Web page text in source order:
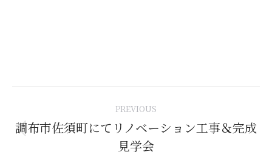
navigation
PREVIOUS
Previous
調布市佐須町にてリノベーション工事＆完成
見学会